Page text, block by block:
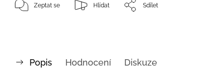
Zeptat se Hlídat Sdílet
Popis Hodnocení Diskuze